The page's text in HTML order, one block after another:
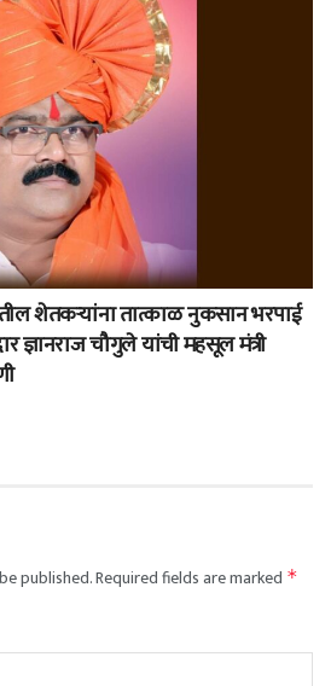
शेतकऱ्यांना तात्काळ नुकसान भरपाई
ज्ञानराज चौगुले यांची महसूल मंत्री
published.Required fields are marked *